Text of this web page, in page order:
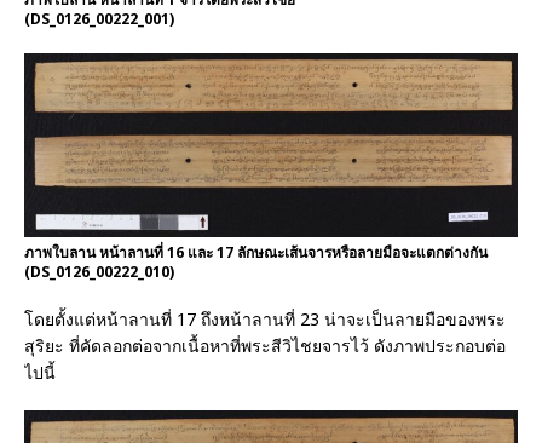
(DS_0126_00222_001)
ภาพใบลาน หน้าลานที่ 16 และ 17 ลักษณะเส้นจารหรือลายมือจะแตกต่างกัน
(DS_0126_00222_010)
โดยตั้งแต่หน้าลานที่ 17 ถึงหน้าลานที่ 23 น่าจะเป็นลายมือของพระ
สุริยะ ที่คัดลอกต่อจากเนื้อหาที่พระสีวิไชยจารไว้ ดังภาพประกอบต่อ
ไปนี้